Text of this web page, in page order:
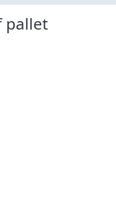
pallet